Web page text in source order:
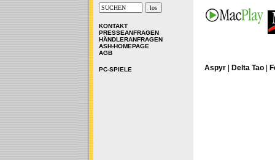
KONTAKT
PRESSEANFRAGEN
HÄNDLERANFRAGEN
ASH-HOMEPAGE
AGB
PC-SPIELE Aspyr Delta Tao